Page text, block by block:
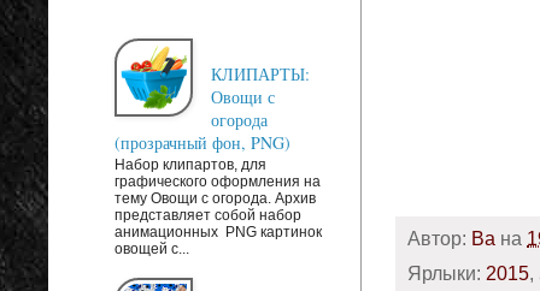
Автор: Ba на
Ярлыки: 2015,
КЛИПАРТЫ:
Овощи с
огорода
(прозрачный фон, PNG)
Набор клипартов, для
графического оформления на
тему Овощи с огорода. Архив
представляет собой набор
анимационных PNG картинок
овощей с...